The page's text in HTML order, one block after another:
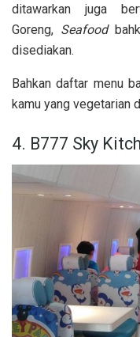
ditawarkan juga
Goreng, Seafood
disediakan.
Bahkan daftar menu
kamu yang vegetarian
4. B777 Sky